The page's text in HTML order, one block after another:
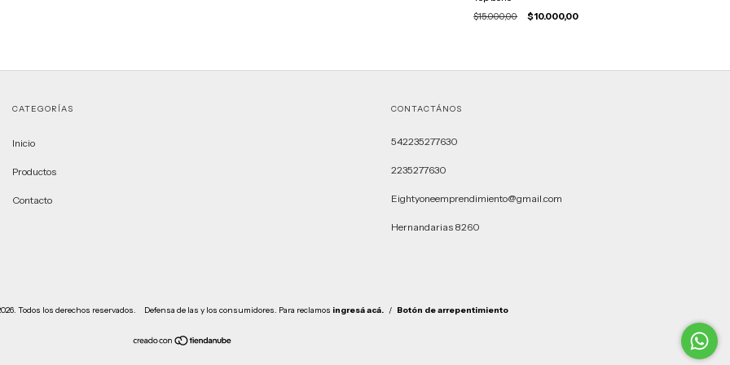
$15.000,00 $10.000,00
CATEGORÍAS
Inicio
Productos
Contacto
CONTACTÁNOS
542235277630
2235277630
Eightyoneemprendimiento@gmail.com
Hernandarias 8260
Todos los derechos reservados. Defensa de las y los consumidores. Para reclamos ingresá acá. / Botón de arrepentimiento